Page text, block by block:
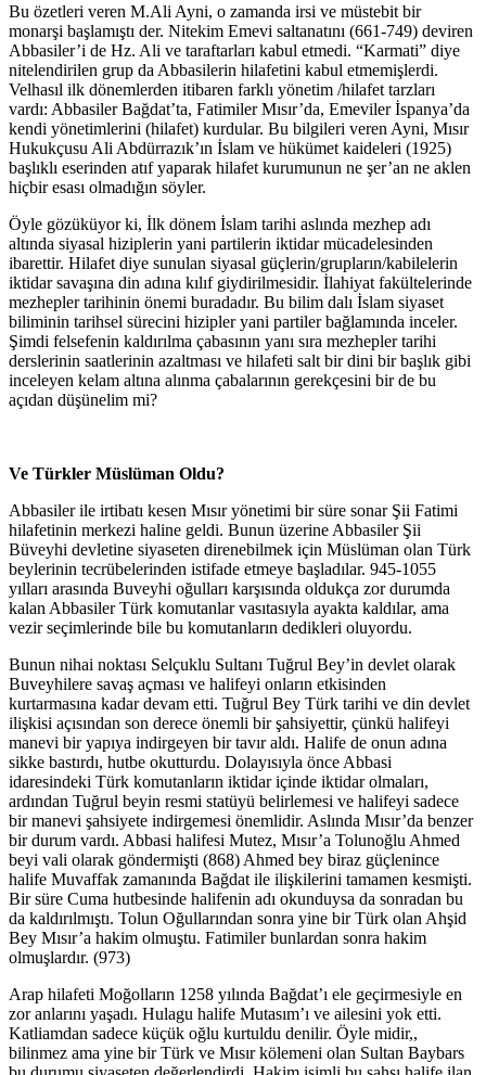
Bu özetleri veren M.Ali Ayni, o zamanda irsi ve müstebit bir
monarşi başlamıştı der. Nitekim Emevi saltanatını (661-749) deviren
Abbasiler’i de Hz. Ali ve taraftarları kabul etmedi. “Karmati” diye
nitelendirilen grup da Abbasilerin hilafetini kabul etmemişlerdi.
Velhasıl ilk dönemlerden itibaren farklı yönetim /hilafet tarzları
vardı: Abbasiler Bağdat’ta, Fatimiler Mısır’da, Emeviler İspanya’da
kendi yönetimlerini (hilafet) kurdular. Bu bilgileri veren Ayni, Mısır
Hukukçusu Ali Abdürrazık’ın İslam ve hükümet kaideleri (1925)
başlıklı eserinden atıf yaparak hilafet kurumunun ne şer’an ne aklen
hiçbir esası olmadığın söyler.
Öyle gözüküyor ki, İlk dönem İslam tarihi aslında mezhep adı
altında siyasal hiziplerin yani partilerin iktidar mücadelesinden
ibarettir. Hilafet diye sunulan siyasal güçlerin/grupların/kabilelerin
iktidar savaşına din adına kılıf giydirilmesidir. İlahiyat fakültelerinde
mezhepler tarihinin önemi buradadır. Bu bilim dalı İslam siyaset
biliminin tarihsel sürecini hizipler yani partiler bağlamında inceler.
Şimdi felsefenin kaldırılma çabasının yanı sıra mezhepler tarihi
derslerinin saatlerinin azaltması ve hilafeti salt bir dini bir başlık gibi
inceleyen kelam altına alınma çabalarının gerekçesini bir de bu
açıdan düşünelim mi?
Ve Türkler Müslüman Oldu?
Abbasiler ile irtibatı kesen Mısır yönetimi bir süre sonar Şii Fatimi
hilafetinin merkezi haline geldi. Bunun üzerine Abbasiler Şii
Büveyhi devletine siyaseten direnebilmek için Müslüman olan Türk
beylerinin tecrübelerinden istifade etmeye başladılar. 945-1055
yılları arasında Buveyhi oğulları karşısında oldukça zor durumda
kalan Abbasiler Türk komutanlar vasıtasıyla ayakta kaldılar, ama
vezir seçimlerinde bile bu komutanların dedikleri oluyordu.
Bunun nihai noktası Selçuklu Sultanı Tuğrul Bey’in devlet olarak
Buveyhilere savaş açması ve halifeyi onların etkisinden
kurtarmasına kadar devam etti. Tuğrul Bey Türk tarihi ve din devlet
ilişkisi açısından son derece önemli bir şahsiyettir, çünkü halifeyi
manevi bir yapıya indirgeyen bir tavır aldı. Halife de onun adına
sikke bastırdı, hutbe okutturdu. Dolayısıyla önce Abbasi
idaresindeki Türk komutanların iktidar içinde iktidar olmaları,
ardından Tuğrul beyin resmi statüyü belirlemesi ve halifeyi sadece
bir manevi şahsiyete indirgemesi önemlidir. Aslında Mısır’da benzer
bir durum vardı. Abbasi halifesi Mutez, Mısır’a Tolunoğlu Ahmed
beyi vali olarak göndermişti (868) Ahmed bey biraz güçlenince
halife Muvaffak zamanında Bağdat ile ilişkilerini tamamen kesmişti.
Bir süre Cuma hutbesinde halifenin adı okunduysa da sonradan bu
da kaldırılmıştı. Tolun Oğullarından sonra yine bir Türk olan Ahşid
Bey Mısır’a hakim olmuştu. Fatimiler bunlardan sonra hakim
olmuşlardır. (973)
Arap hilafeti Moğolların 1258 yılında Bağdat’ı ele geçirmesiyle en
zor anlarını yaşadı. Hulagu halife Mutasım’ı ve ailesini yok etti.
Katliamdan sadece küçük oğlu kurtuldu denilir. Öyle midir,,
bilinmez ama yine bir Türk ve Mısır kölemeni olan Sultan Baybars